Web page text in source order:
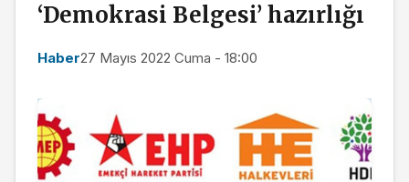
‘Demokrasi Belgesi’ hazırlığı
Haber27 Mayıs 2022 Cuma - 18:00